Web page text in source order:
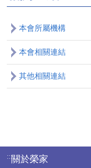
本會所屬機構
本會相關連結
其他相關連結
:::關於榮家